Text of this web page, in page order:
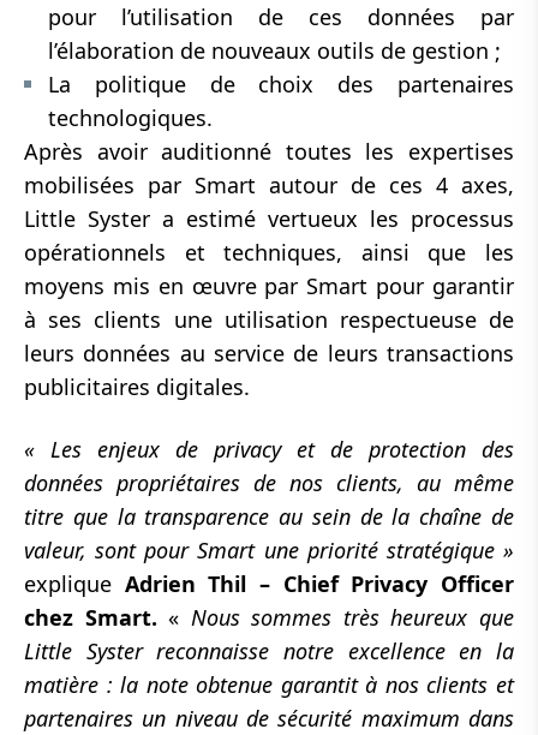
pour l’utilisation de ces données par
l’élaboration de nouveaux outils de gestion ;
La politique de choix des partenaires
technologiques.
Après avoir auditionné toutes les expertises
mobilisées par Smart autour de ces 4 axes,
Little Syster a estimé vertueux les processus
opérationnels et techniques, ainsi que les
moyens mis en œuvre par Smart pour garantir
à ses clients une utilisation respectueuse de
leurs données au service de leurs transactions
publicitaires digitales.
« Les enjeux de privacy et de protection des
données propriétaires de nos clients, au même
titre que la transparence au sein de la chaîne de
valeur, sont pour Smart une priorité stratégique »
explique Adrien Thil – Chief Privacy Officer
chez Smart. « Nous sommes très heureux que
Little Syster reconnaisse notre excellence en la
matière : la note obtenue garantit à nos clients et
partenaires un niveau de sécurité maximum dans